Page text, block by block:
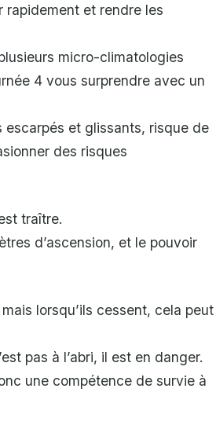
et rendre les
micro-climatologies
4 vous surprendre avec un
et glissants, risque de
des risques
traître.
d’ascension, et le pouvoir
lorsqu’ils cessent, cela peut
pas à l’abri, il est en danger.
une compétence de survie à